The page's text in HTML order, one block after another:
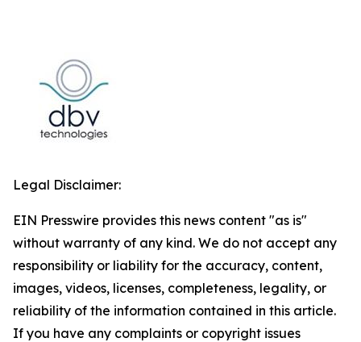
Legal Disclaimer:
EIN Presswire provides this news content "as is"
without warranty of any kind. We do not accept any
responsibility or liability for the accuracy, content,
images, videos, licenses, completeness, legality, or
reliability of the information contained in this article.
If you have any complaints or copyright issues